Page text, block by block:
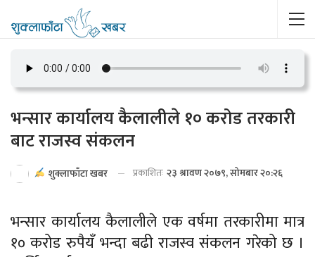
भन्सार कार्यालय कैलालीले १० करोड तरकारी
बाट राजस्व संकलन
शुक्लाफाँटा खबर प्रकाशितः २३ श्रावण २०७९, सोमबार २०:२६
भन्सार कार्यालय कैलालीले एक वर्षमा तरकारीमा मात्र
१० करोड रुपैयँ भन्दा बढी राजस्व संकलन गरेको छ ।